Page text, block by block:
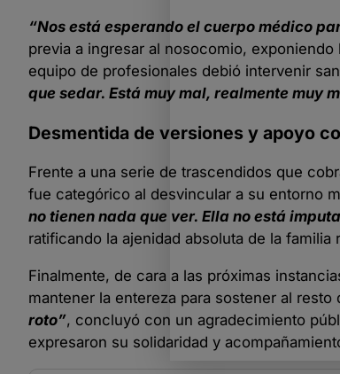
“Nos está esperando el cuerpo médico
previa a ingresar al nosocomio,
equipo de profesionales debió intervenir
que sedar. Está muy mal, realmente muy
Desmentida de versiones y apoyo
Frente a una serie de trascendidos que
fue categórico al desvincular a su entorno
no tienen nada que ver. Ella no está
ratificando la ajenidad absoluta de la
Finalmente, de cara a las próximas
mantener la entereza para sostener al
roto”, concluyó con un agradecimiento
expresaron su solidaridad y